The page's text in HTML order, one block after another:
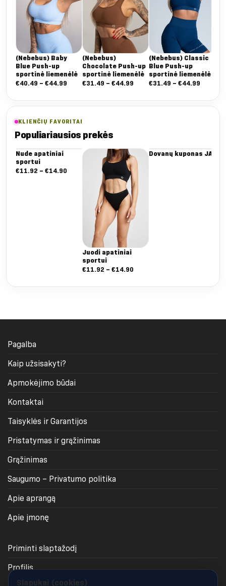
(Nebebus) Baby
Blue Push-up
sportinė liemenėlė
€40.49 – €44.99
(Nebebus)
Chocolate Push-up
sportinė liemenėlė
€31.49 – €44.99
(Nebebus) Classic
Blue Push-up
sportinė liemenėlė
€31.49 – €44.99
KLIENČIŲ FAVORITAI
Populiariausios prekės
Nude apatiniai
sportui
€11.92 – €14.90
Juodi apatiniai
sportui
€11.92 – €14.90
Dovanų kuponas JAI
Pagalba
Kaip užsisakyti?
Apmokėjimo būdai
Kontaktai
Taisyklės ir Garantijos
Pristatymas ir grąžinimas
Grąžinimas
Saugumo – Privatumo politika
Apie aprangą
Apie įmonę
Priminti slaptažodį
Profilis
Slapukai (cookies)